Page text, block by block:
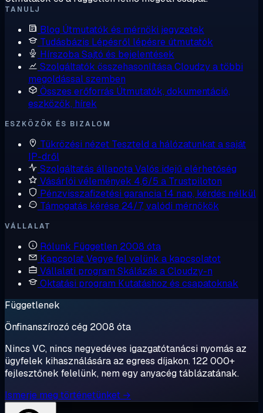
TANULJ
Blog Útmutatók és mérnöki jegyzetek
Tudásbázis Lépésről lépésre útmutatók
HírszobaSajtó és bejelentések
Szolgáltatók összehasonlításaCloudzy a többi
megoldással szemben
Összes erőforrás Útmutatók, dokumentáció,
eszközök, hírek
ESZKÖZÖK ÉS BIZALOM
Tükrözési nézet Teszteld a hálózatunkat a saját
IP-dről
Szolgáltatás állapotaValós idejű elérhetőség
Vásárlói vélemények 4,6/5 a Trustpiloton
Pénzvisszafizetési garancia14 nap, kérdés nélkül
Támogatás kérése 24/7, valódi mérnökök
VÁLLALAT
Rólunk Független 2008 óta
KapcsolatVegye fel velünk a kapcsolatot
Vállalati program Skálázás a Cloudzy-n
Oktatási program Kutatáshoz és csapatoknak
Függetlenek
Önfinanszírozó cég 2008 óta
Nincs VC, nincs negyedéves igazgatótanácsi nyomás az
ügyfelek kihasználására az egress díjakon. 122 000+
fejlesztőnek felelünk, nem egy anyacég táblázatának.
Ismerje meg történetünket →